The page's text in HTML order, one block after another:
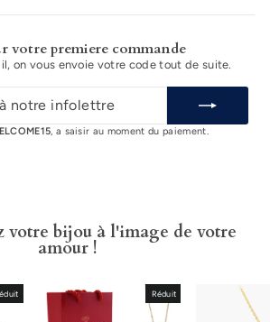
votre premiere commande
on vous envoie votre code tout de suite.
, a saisir au moment du paiement.
votre bijou à l'image de votre
amour !
Réduit